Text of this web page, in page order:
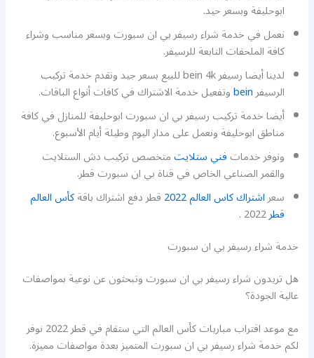
ابوحليفة وبسعر حيد.
نعمل في خدمة شراء رسيفر بي ان سبورت وبسعر مناسب وشراء
كافة الملحقات التابعة للرسيفر.
لدينا أيضا رسيفر bein 4k للبيع بسعر جيد ونقدم خدمة تركيب
الرسيفرbeinوتفعيل خدمة الاشتراك في كافات أنواع الباقات.
أيضا خدمة تركيب رسيفر بي ان سبورت ابوحليفة للمنازل في كافة
مناطق ابوحليفة ونعمل على مدار اليوم وطيلة أيام الأسبوع.
ونوفر خدماتفني ستلايتمتخصص تركيب دش الستلايت
والقمر الصناعي الخاص في قناة بي ان سبورت قطر.
سعراشتراك كاس العالم 2022 قطر دفع اشتراك باقةكأس العالم
قطر2022 .
خدمة شراء رسيفر بي ان سبورت
هل تريدون شراء رسيفر بي ان سبورت وتبحثون عن نوعية بمواصفات
عالية الجودة؟
مع موعد اقتراب مباريات كأس العالم التي ستقام في قطر 2022 نوفر
لكم خدمة شراء رسيفر بي ان سبورت المتميز بعدة مواصفات مميزة.